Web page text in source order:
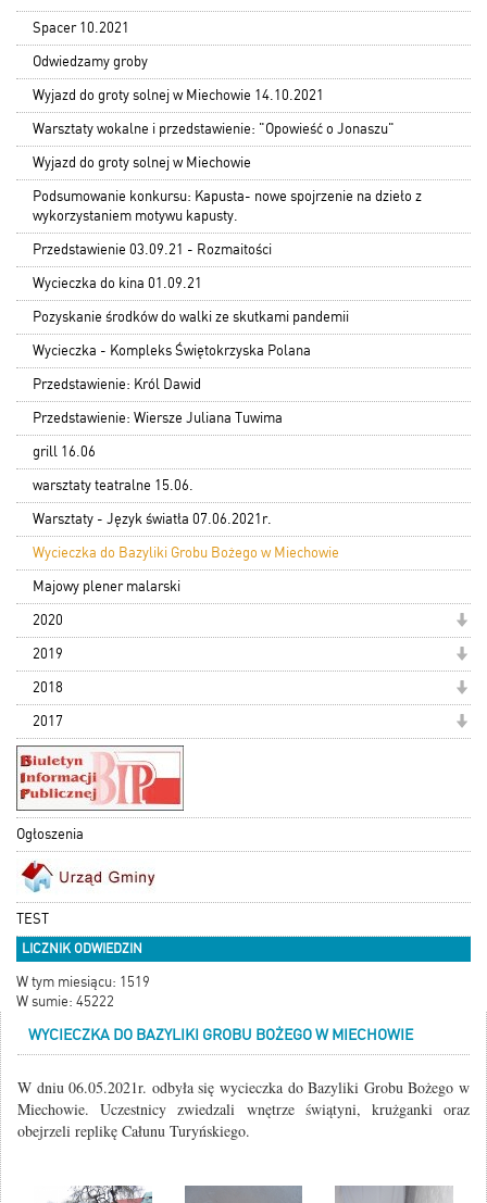
Spacer 10.2021
Odwiedzamy groby
Wyjazd do groty solnej w Miechowie 14.10.2021
Warsztaty wokalne i przedstawienie: "Opowieść o Jonaszu"
Wyjazd do groty solnej w Miechowie
Podsumowanie konkursu: Kapusta- nowe spojrzenie na dzieło z
wykorzystaniem motywu kapusty.
Przedstawienie 03.09.21 - Rozmaitości
Wycieczka do kina 01.09.21
Pozyskanie środków do walki ze skutkami pandemii
Wycieczka - Kompleks Świętokrzyska Polana
Przedstawienie: Król Dawid
Przedstawienie: Wiersze Juliana Tuwima
grill 16.06
warsztaty teatralne 15.06.
Warsztaty - Język światła 07.06.2021r.
Wycieczka do Bazyliki Grobu Bożego w Miechowie
Majowy plener malarski
2020
2019
2018
2017
Ogłoszenia
TEST
LICZNIK ODWIEDZIN
W tym miesiącu: 1519
W sumie: 45222
WYCIECZKA DO BAZYLIKI GROBU BOŻEGO W MIECHOWIE
W dniu 06.05.2021r. odbyła się wycieczka do Bazyliki Grobu Bożego w
Miechowie. Uczestnicy zwiedzali wnętrze świątyni, krużganki oraz
obejrzeli replikę Całunu Turyńskiego.